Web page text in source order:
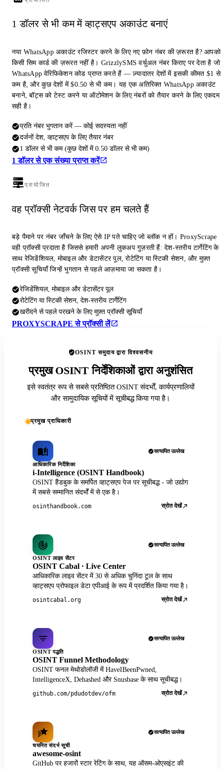
1 डॉलर से भी कम में व्हाट्सएप अकाउंट बनाएं
नया WhatsApp अकाउंट रजिस्टर करने के लिए नए फ़ोन नंबर की ज़रूरत है? आपको
किसी सिम कार्ड की ज़रूरत नहीं है। GrizzlySMS वर्चुअल नंबर किराए पर देता है जो
WhatsApp वेरिफिकेशन कोड प्राप्त करते हैं — ज़्यादातर देशों में इसकी कीमत $1 से
कम है, और कुछ देशों में $0.50 से भी कम। यह एक अतिरिक्त WhatsApp अकाउंट
बनाने, बॉट्स को टेस्ट करने या ऑटोमेशन के लिए नंबरों को तैयार करने के लिए एकदम
सही है।
प्रति नंबर भुगतान करें — कोई सदस्यता नहीं
दर्जनों देश, व्हाट्सएप के लिए तैयार नंबर
1 डॉलर से भी कम (कुछ देशों में 0.50 डॉलर से भी कम)
1 डॉलर से एक संख्या प्राप्त करें
प्रायोजित
वह प्रॉक्सी नेटवर्क जिस पर हम चलते हैं
बड़े पैमाने पर नंबर जाँचने के लिए ऐसे IP पते चाहिए जो ब्लॉक न हों। ProxyScrape
वही प्रॉक्सी प्रदाता है जिससे हमारी अपनी लुकअप गुज़रती हैं: देश-स्तरीय टार्गेटिंग के
साथ रेजिडेंशियल, मोबाइल और डेटासेंटर पूल, रोटेटिंग या स्टिकी सेशन, और मुफ़्त
प्रॉक्सी सूचियाँ जिन्हें भुगतान से पहले आज़माया जा सकता है।
रेजिडेंशियल, मोबाइल और डेटासेंटर पूल
रोटेटिंग या स्टिकी सेशन, देश-स्तरीय टार्गेटिंग
खरीदने से पहले परखने के लिए मुफ़्त प्रॉक्सी सूचियाँ
PROXYSCRAPE से प्रॉक्सी लें
OSINT समुदाय द्वारा विश्वसनीय
प्रमुख OSINT निर्देशिकाओं द्वारा अनुशंसित
इसे स्वतंत्र रूप से सबसे प्रतिष्ठित OSINT संदर्भों, कार्यप्रणालियों
और सामुदायिक सूचियों में सूचीबद्ध किया गया है।
प्रमुख प्राधिकारी
सत्यापित उल्लेख
आधिकारिक निर्देशिका
i-Intelligence (OSINT Handbook)
OSINT हैंडबुक के समर्पित व्हाट्सएप पेज पर सूचीबद्ध - जो उद्योग
में सबसे सम्मानित संदर्भों में से एक है।
osinthandbook.com स्रोत देखें
सत्यापित उल्लेख
OSINT लाइव सेंटर
OSINT Cabal · Live Center
आधिकारिक लाइव सेंटर में 30 से अधिक चुनिंदा टूल के साथ
व्हाट्सएप प्रोफाइल डेटा एपीआई के रूप में प्रदर्शित किया गया है।
osintcabal.org स्रोत देखें
सत्यापित उल्लेख
OSINT पद्धति
OSINT Funnel Methodology
OSINT फनल मेथोडोलॉजी में HaveIBeenPwned,
IntelligenceX, Dehashed और Snusbase के साथ सूचीबद्ध।
github.com/pdudotdev/ofm स्रोत देखें
सत्यापित उल्लेख
चयनित संदर्भ सूची
awesome-osint
GitHub पर हजारों स्टार रेटिंग के साथ, यह ऑसम-ओएसइंट की